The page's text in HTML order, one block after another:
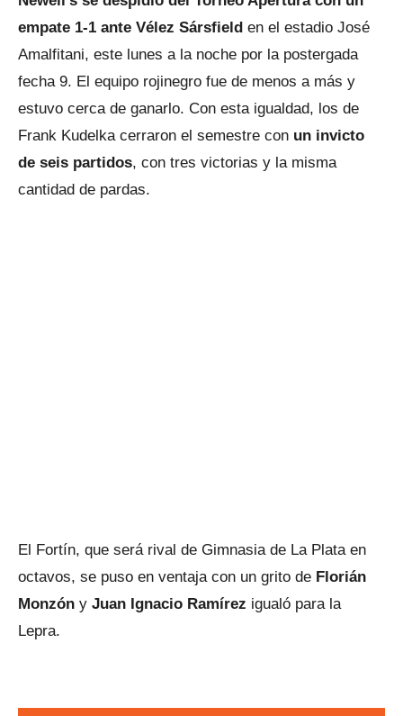
empate 1-1 ante Vélez Sársfield en el estadio José
Amalfitani, este lunes a la noche por la postergada
fecha 9. El equipo rojinegro fue de menos a más y
estuvo cerca de ganarlo. Con esta igualdad, los de
Frank Kudelka cerraron el semestre con un invicto
de seis partidos, con tres victorias y la misma
cantidad de pardas.
El Fortín, que será rival de Gimnasia de La Plata en
octavos, se puso en ventaja con un grito de Florián
Monzón y Juan Ignacio Ramírez igualó para la
Lepra.